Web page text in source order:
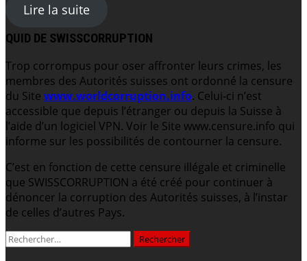
Lire la suite
QUID DE SWISSCORRUPTION
Trop corrompus pour oser affronter leurs crimes, les
membres des Autorités suisses ont ordonné la censure
du Site www.worldcorruption.info. Celui-ci n’est
accessible que depuis l’étranger ou depuis la Suisse à
l’aide d’un logiciel VPN. Voir le Site www.censure.info qui
informe sur les possibilités de contourner la censure.
C’est en fonction de cette censure illégale et criminelle
que SWISSCORRUPTION a été créé pour continuer à
dénoncer la corruption des Autorités suisses, à l’instar
de celles d’autres Pays.
Rechercher :